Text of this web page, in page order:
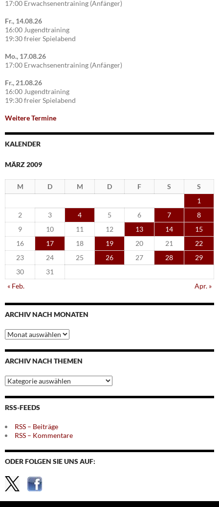
17:00 Erwachsenentraining (Anfänger)
Fr., 14.08.26
16:00 Jugendtraining
19:30 freier Spielabend
Mo., 17.08.26
17:00 Erwachsenentraining (Anfänger)
Fr., 21.08.26
16:00 Jugendtraining
19:30 freier Spielabend
Weitere Termine
KALENDER
MÄRZ 2009
M D M D F S
S
1
2
3 4 5 6 7
8
9
10 11 12 13 14
15
16
17 18 19 20 21
22
23
24 25 26 27 28
29
30
31
« Feb.
Apr. »
ARCHIV NACH MONATEN
Archiv
nach
Monaten
ARCHIV NACH THEMEN
Archiv
nach
Themen
RSS-FEEDS
RSS – Beiträge
RSS – Kommentare
ODER FOLGEN SIE UNS AUF: